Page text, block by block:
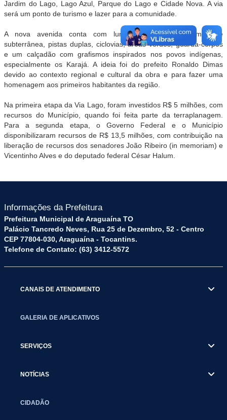
Jardim do Lago, Lago Azul, Parque do Lago e Cidade Nova. A via
será um ponto de turismo e lazer para a comunidade.
A nova avenida conta com luminárias de LED com rede
subterrânea, pistas duplas, ciclovias, áreas verdes, guarda-corpos
e um calçadão com grafismos inspirados nos povos indígenas,
especialmente os Karajá. A ideia foi do prefeito Ronaldo Dimas
devido ao contexto regional e cultural da obra e para fazer uma
homenagem aos primeiros habitantes da região.
Na primeira etapa da Via Lago, foram investidos R$ 5 milhões, com
recursos do Município, quando foi feita parte da terraplanagem.
Para a segunda etapa, o Governo Federal e o Município
disponibilizaram recursos de R$ 13,5 milhões, com contribuição na
liberação de recursos dos senadores João Ribeiro (in memoriam) e
Vicentinho Alves e do deputado federal César Halum.
Informações da Prefeitura
Prefeitura Municipal de Araguaína TO
Palácio Tancredo Neves, Rua 25 de Dezembro, 52 - Centro
CEP 77804-030, Araguaína - Tocantins.
Telefone de Contato: (63) 3412-5572
CANAIS DE ATENDIMENTO
GALERIA DE APLICATIVOS
SERVIÇOS
NOTÍCIAS
CIDADÃO